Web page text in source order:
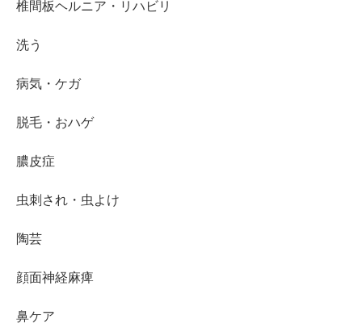
椎間板ヘルニア・リハビリ
洗う
病気・ケガ
脱毛・おハゲ
膿皮症
虫刺され・虫よけ
陶芸
顔面神経麻痺
鼻ケア